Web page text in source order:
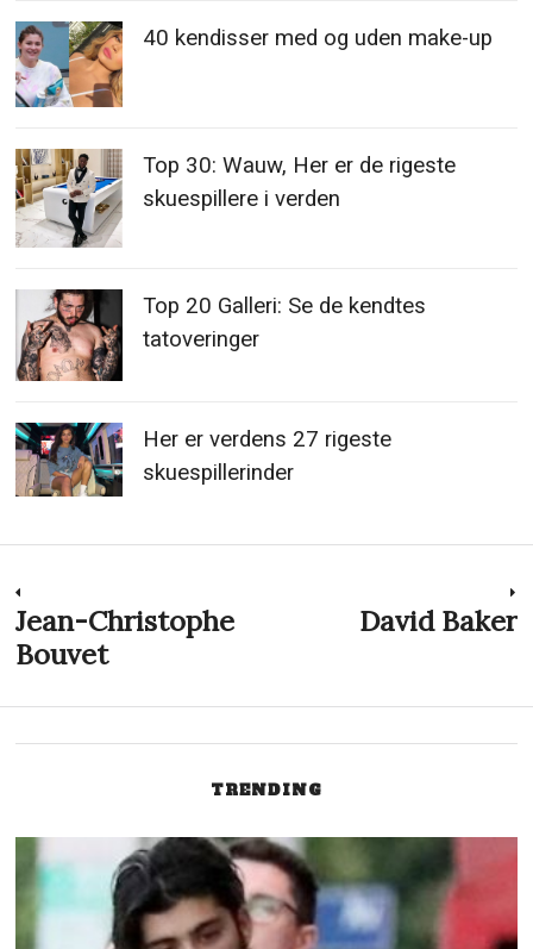
40 kendisser med og uden make-up
Top 30: Wauw, Her er de rigeste
skuespillere i verden
Top 20 Galleri: Se de kendtes
tatoveringer
Her er verdens 27 rigeste
skuespillerinder
Indlægsnavigation
Previous
post:
Jean-Christophe
Bouvet
David Baker
TRENDING